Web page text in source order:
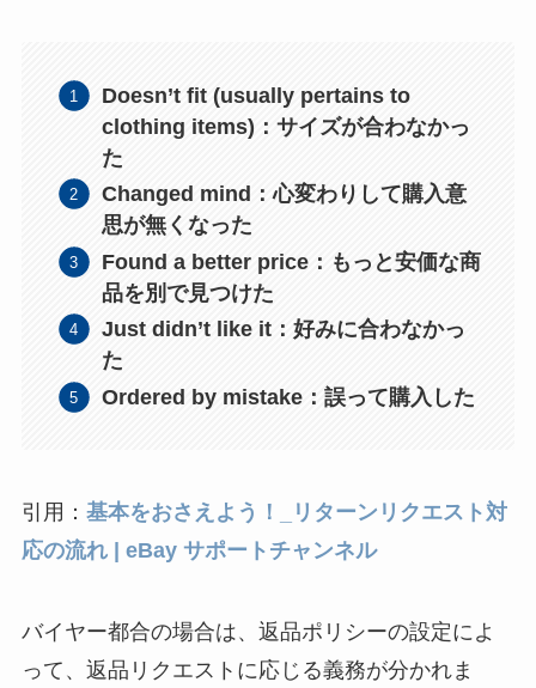
Doesn’t fit (usually pertains to
clothing items)：サイズが合わなかっ
た
Changed mind：心変わりして購入意
思が無くなった
Found a better price：もっと安価な商
品を別で見つけた
Just didn’t like it：好みに合わなかっ
た
Ordered by mistake：誤って購入した
引用： 基本をおさえよう！_リターンリクエスト対
応の流れ | eBay サポートチャンネル
バイヤー都合の場合は、返品ポリシーの設定によ
って、返品リクエストに応じる義務が分かれま